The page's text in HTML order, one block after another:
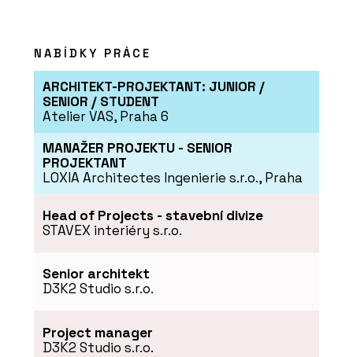
PRODUKTY
Modulární nemocnice - KOMA
NABÍDKY PRÁCE
ARCHITEKT-PROJEKTANT: JUNIOR /
SENIOR / STUDENT
Atelier VAS, Praha 6
MANAŽER PROJEKTU - SENIOR
PROJEKTANT
LOXIA Architectes Ingenierie s.r.o., Praha
Head of Projects - stavební divize
STAVEX interiéry s.r.o.
Senior architekt
D3K2 Studio s.r.o.
Project manager
D3K2 Studio s.r.o.